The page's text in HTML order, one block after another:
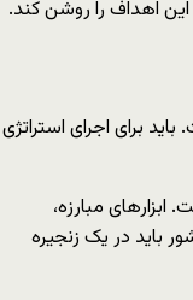
اهداف را روشن کند.
برای اجرای استراتژی
مبارزه،
باید در یک زنجیره